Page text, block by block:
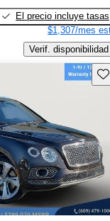
El precio incluye tasas
$1,307/mes
Verif. disponibilidad